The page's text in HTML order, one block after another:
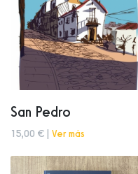
San Pedro
15,00 € | Ver más